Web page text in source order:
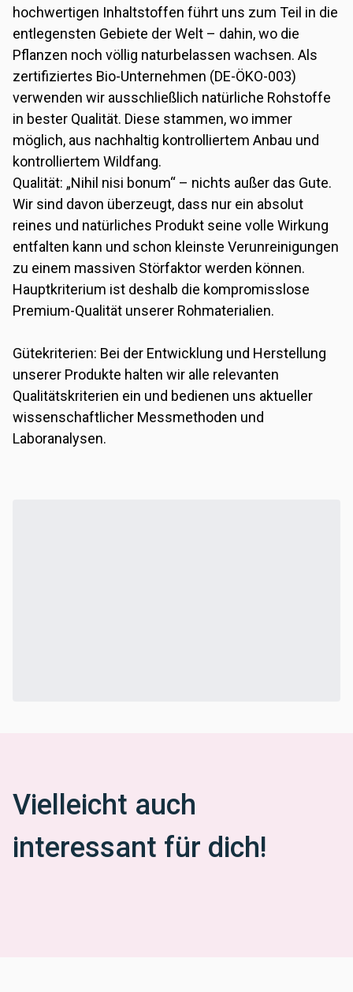
hochwertigen Inhaltstoffen führt uns zum Teil in die
entlegensten Gebiete der Welt – dahin, wo die
Pflanzen noch völlig naturbelassen wachsen. Als
zertifiziertes Bio-Unternehmen (DE-ÖKO-003)
verwenden wir ausschließlich natürliche Rohstoffe
in bester Qualität. Diese stammen, wo immer
möglich, aus nachhaltig kontrolliertem Anbau und
kontrolliertem Wildfang.
Qualität: „Nihil nisi bonum“ – nichts außer das Gute.
Wir sind davon überzeugt, dass nur ein absolut
reines und natürliches Produkt seine volle Wirkung
entfalten kann und schon kleinste Verunreinigungen
zu einem massiven Störfaktor werden können.
Hauptkriterium ist deshalb die kompromisslose
Premium-Qualität unserer Rohmaterialien.
Gütekriterien: Bei der Entwicklung und Herstellung
unserer Produkte halten wir alle relevanten
Qualitätskriterien ein und bedienen uns aktueller
wissenschaftlicher Messmethoden und
Laboranalysen.
Vielleicht auch
interessant für dich!